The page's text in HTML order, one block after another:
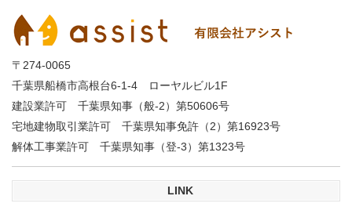
〒274-0065
千葉県船橋市高根台6-1-4 ローヤルビル1F
建設業許可 千葉県知事（般-2）第50606号
宅地建物取引業許可 千葉県知事免許（2）第16923号
解体工事業許可 千葉県知事（登-3）第1323号
LINK